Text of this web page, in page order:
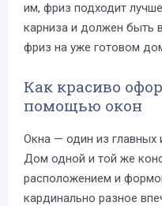
им, фриз подходит
карниза и должен быть
фриз на уже готовом
Как красиво
помощью окон
Окна — один из главных
Дом одной и той же
расположением и
кардинально разное